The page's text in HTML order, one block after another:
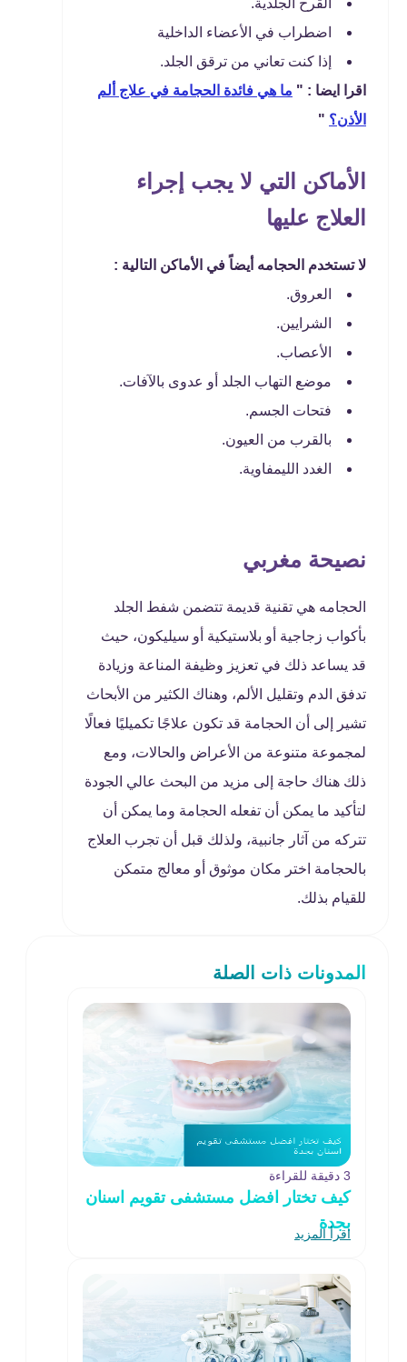
القرح الجلدية.
اضطراب في الأعضاء الداخلية
إذا كنت تعاني من ترقق الجلد.
اقرا ايضا : " ما هي فائدة الحجامة في علاج ألم
الأذن؟ "
الأماكن التي لا يجب إجراء
العلاج عليها
لا تستخدم الحجامه أيضاً في الأماكن التالية :
العروق.
الشرايين.
الأعصاب.
موضع التهاب الجلد أو عدوى بالآفات.
فتحات الجسم.
بالقرب من العيون.
الغدد الليمفاوية.
نصيحة مغربي
الحجامه هي تقنية قديمة تتضمن شفط الجلد
بأكواب زجاجية أو بلاستيكية أو سيليكون، حيث
قد يساعد ذلك في تعزيز وظيفة المناعة وزيادة
تدفق الدم وتقليل الألم، وهناك الكثير من الأبحاث
تشير إلى أن الحجامة قد تكون علاجًا تكميليًا فعالًا
لمجموعة متنوعة من الأعراض والحالات، ومع
ذلك هناك حاجة إلى مزيد من البحث عالي الجودة
لتأكيد ما يمكن أن تفعله الحجامة وما يمكن أن
تتركه من آثار جانبية، ولذلك قبل أن تجرب العلاج
بالحجامة اختر مكان موثوق أو معالج متمكن
للقيام بذلك.
المدونات ذات الصلة
3 دقيقة للقراءة
كيف تختار افضل مستشفى تقويم اسنان
بجدة
اقرأ المزيد